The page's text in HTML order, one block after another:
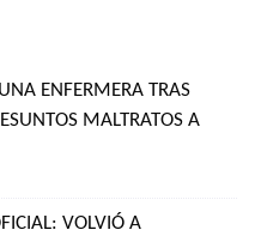
ENFERMERA TRAS
MALTRATOS A
VOLVIÓ A